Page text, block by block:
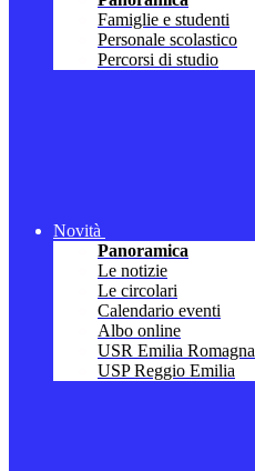
Famiglie e studenti
Personale scolastico
Percorsi di studio
Novità
Panoramica
Le notizie
Le circolari
Calendario eventi
Albo online
USR Emilia Romagna
USP Reggio Emilia